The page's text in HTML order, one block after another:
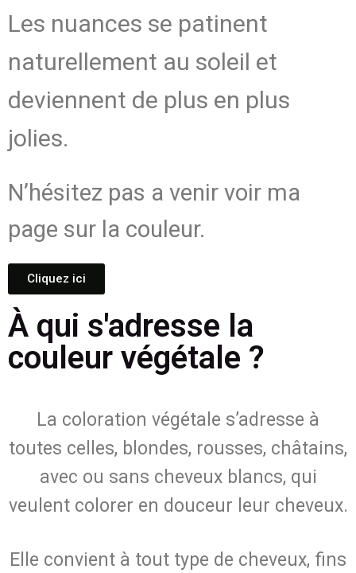
Les nuances se patinent
naturellement au soleil et
deviennent de plus en plus
jolies.
N’hésitez pas a venir voir ma
page sur la couleur.
Cliquez ici
À qui s'adresse la
couleur végétale ?
La coloration végétale s’adresse à
toutes celles, blondes, rousses, châtains,
avec ou sans cheveux blancs, qui
veulent colorer en douceur leur cheveux.
Elle convient à tout type de cheveux, fins